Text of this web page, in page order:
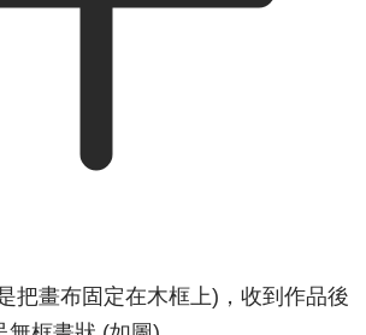
把畫布固定在木框上)，收到作品後